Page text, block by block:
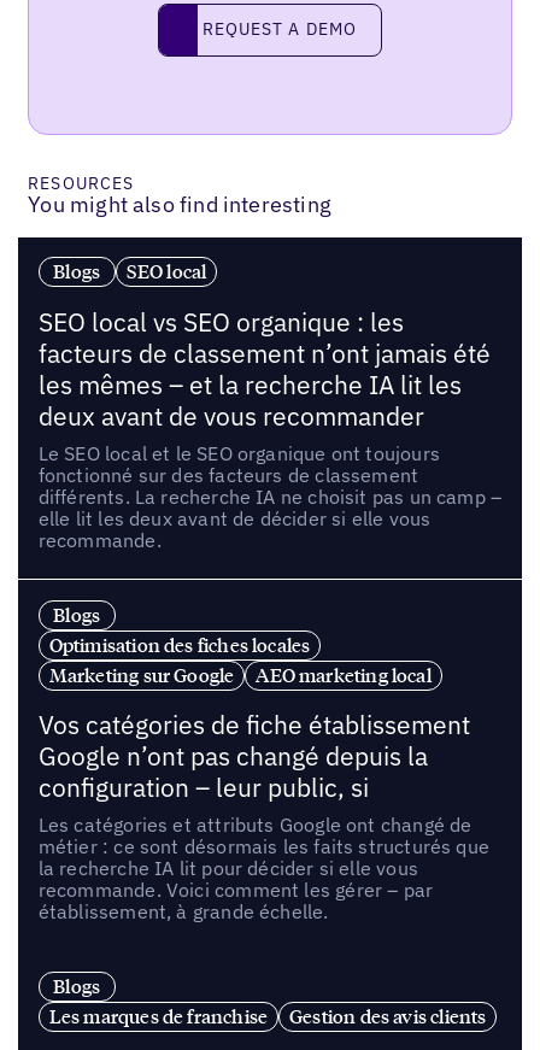
Request a demo
REQUEST A DEMO
RESOURCES
You might also find interesting
Blogs SEO local
SEO local vs SEO organique : les
facteurs de classement n’ont jamais été
les mêmes – et la recherche IA lit les
deux avant de vous recommander
Le SEO local et le SEO organique ont toujours
fonctionné sur des facteurs de classement
différents. La recherche IA ne choisit pas un camp –
elle lit les deux avant de décider si elle vous
recommande.
Blogs
Optimisation des fiches locales
Marketing sur Google
AEO marketing local
Vos catégories de fiche établissement
Google n’ont pas changé depuis la
configuration – leur public, si
Les catégories et attributs Google ont changé de
métier : ce sont désormais les faits structurés que
la recherche IA lit pour décider si elle vous
recommande. Voici comment les gérer – par
établissement, à grande échelle.
Blogs
Les marques de franchise
Gestion des avis clients